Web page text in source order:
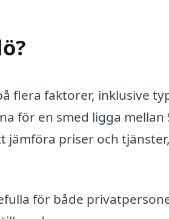
flera faktorer, inklusive
för en smed ligga mellan
jämföra priser och tjänster,
för både